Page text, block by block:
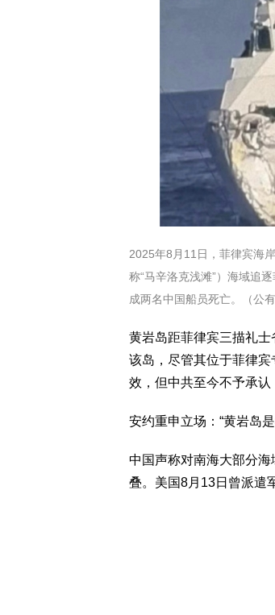
2025年8月11日，菲律宾海
称“马辛洛克浅滩”）海域追
成两名中国船员死亡。（公有
黄岩岛距菲律宾三描礼
该岛，尽管其位于菲律
效，但中共至今不予承认
安约重申立场：“黄岩岛
中国声称对南海大部分
叠。美国8月13日曾派遣